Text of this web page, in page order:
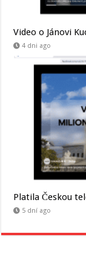
Video o Jánovi
4 dni ago
Platila Českou
5 dní ago